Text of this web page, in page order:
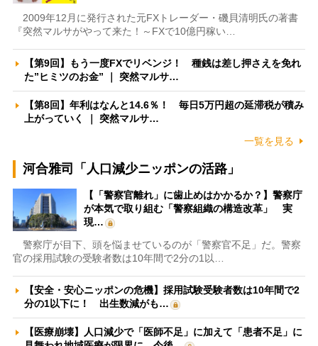
2009年12月に発行された元FXトレーダー・磯貝清明氏の著書
『突然マルサがやって来た！～FXで10億円稼い…
【第9回】もう一度FXでリベンジ！ 種銭は差し押さえを免れ
た”ヒミツのお金” ｜ 突然マルサ…
【第8回】年利はなんと14.6％！ 毎日5万円超の延滞税が積み
上がっていく ｜ 突然マルサ…
一覧を見る
河合雅司「人口減少ニッポンの活路」
【「警察官離れ」に歯止めはかかるか？】警察庁
が本気で取り組む「警察組織の構造改革」 実
現…
警察庁が目下、頭を悩ませているのが「警察官不足」だ。警察
官の採用試験の受験者数は10年間で2分の1以…
【安全・安心ニッポンの危機】採用試験受験者数は10年間で2
分の1以下に！ 出生数減がも…
【医療崩壊】人口減少で「医師不足」に加えて「患者不足」に